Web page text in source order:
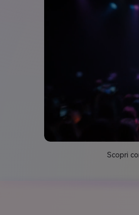
Scopri